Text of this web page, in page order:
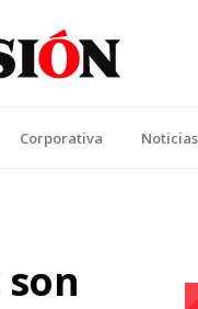
Corporativa